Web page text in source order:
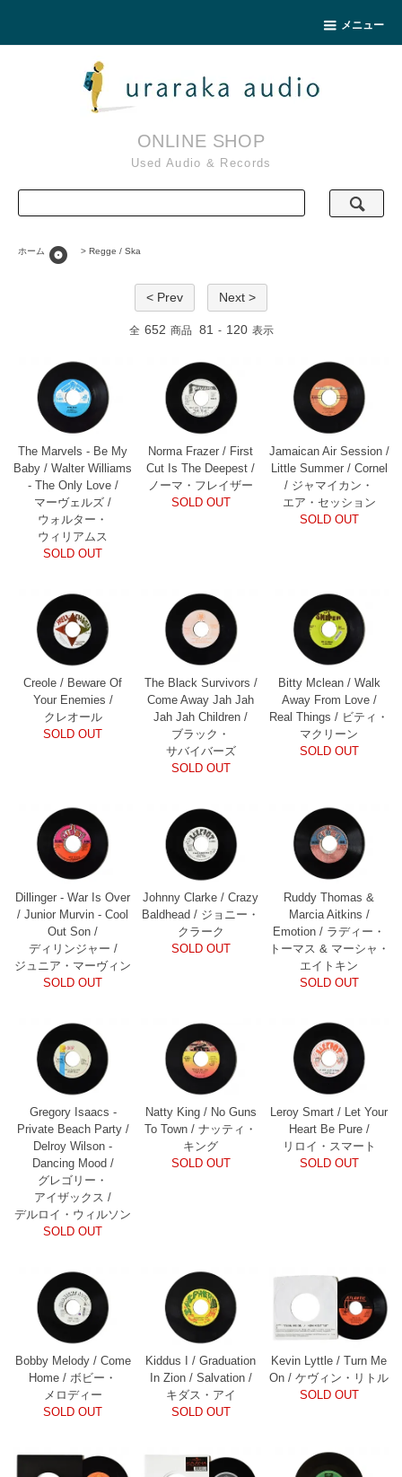
メニュー
ONLINE SHOP
Used Audio & Records
ホーム >
album Regge / Ska
< Prev Next >
全 652 商品 81 - 120 表示
The Marvels - Be My
Baby / Walter Williams
- The Only Love /
マーヴェルズ /
ウォルター・
ウィリアムス
SOLD OUT
Norma Frazer / First
Cut Is The Deepest /
ノーマ・フレイザー
SOLD OUT
Jamaican Air Session /
Little Summer / Cornel
/ ジャマイカン・
エア・セッション
SOLD OUT
Creole / Beware Of
Your Enemies /
クレオール
SOLD OUT
The Black Survivors /
Come Away Jah Jah
Jah Jah Children /
ブラック・
サバイバーズ
SOLD OUT
Bitty Mclean / Walk
Away From Love /
Real Things / ビティ・
マクリーン
SOLD OUT
Dillinger - War Is Over
/ Junior Murvin - Cool
Out Son /
ディリンジャー /
ジュニア・マーヴィン
SOLD OUT
Johnny Clarke / Crazy
Baldhead / ジョニー・
クラーク
SOLD OUT
Ruddy Thomas &
Marcia Aitkins /
Emotion / ラディー・
トーマス & マーシャ・
エイトキン
SOLD OUT
Gregory Isaacs -
Private Beach Party /
Delroy Wilson -
Dancing Mood /
グレゴリー・
アイザックス /
デルロイ・ウィルソン
SOLD OUT
Natty King / No Guns
To Town / ナッティ・
キング
SOLD OUT
Leroy Smart / Let Your
Heart Be Pure /
リロイ・スマート
SOLD OUT
Bobby Melody / Come
Home / ボビー・
メロディー
SOLD OUT
Kiddus I / Graduation
In Zion / Salvation /
キダス・アイ
SOLD OUT
Kevin Lyttle / Turn Me
On / ケヴィン・リトル
SOLD OUT